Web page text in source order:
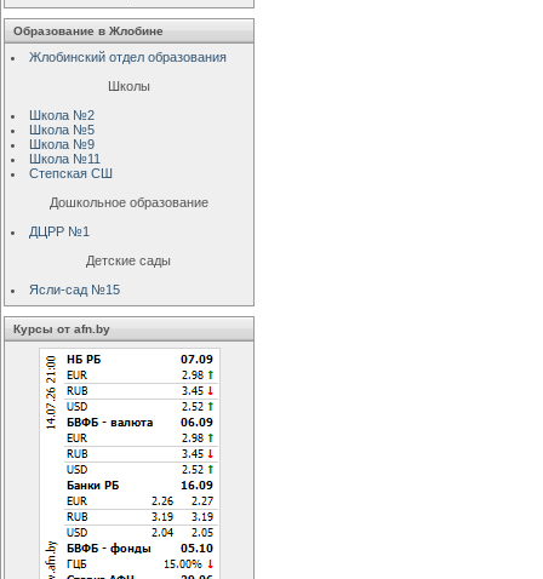
Образование в Жлобине
Жлобинский отдел образования
Школы
Школа №2
Школа №5
Школа №9
Школа №11
Степская СШ
Дошкольное образование
ДЦРР №1
Детские сады
Ясли-сад №15
Курсы от afn.by